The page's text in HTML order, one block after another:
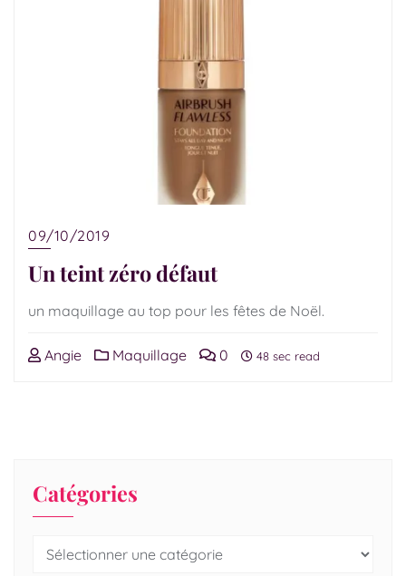
09/10/2019
Un teint zéro défaut
un maquillage au top pour les fêtes de Noël.
Angie Maquillage 0 48 sec read
Catégories